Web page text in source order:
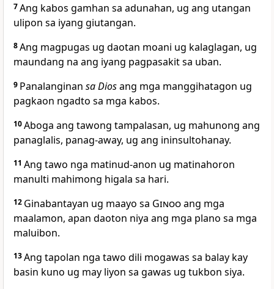
7Ang kabos gamhan sa adunahan, ug ang utangan
ulipon sa iyang giutangan.
8Ang magpugas ug daotan moani ug kalaglagan, ug
maundang na ang iyang pagpasakit sa uban.
9 Panalanginan sa Diosang mga manggihatagon ug
pagkaon ngadto sa mga kabos.
10Aboga ang tawong tampalasan, ug mahunong ang
panaglalis, panag-away, ug ang ininsultohanay.
11 Ang tawo nga matinud-anon ug matinahoron
manulti mahimong higala sa hari.
12 Ginabantayan ug maayo sa Ginooang mga
maalamon, apan daoton niya ang mga plano sa mga
maluibon.
13Ang tapolan nga tawo dili mogawas sa balay kay
basin kuno ug may liyon sa gawas ug tukbon siya.